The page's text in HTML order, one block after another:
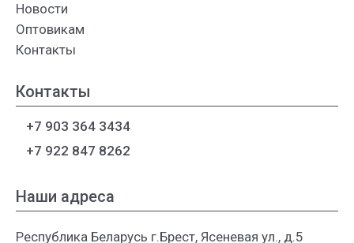
Новости
Оптовикам
Контакты
Контакты
+7 903 364 3434
+7 922 847 8262
Наши адреса
Республика Беларусь г.Брест, Ясеневая ул., д.5